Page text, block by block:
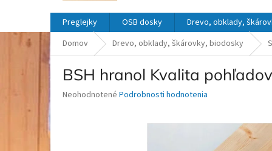
Preglejky OSB dosky Drevo, obklady,
Domov
Drevo, obklady, škárovky, biodosky
BSH hranol Kvalita
Priemerné
Neohodnotené Podrobnosti hodnotenia